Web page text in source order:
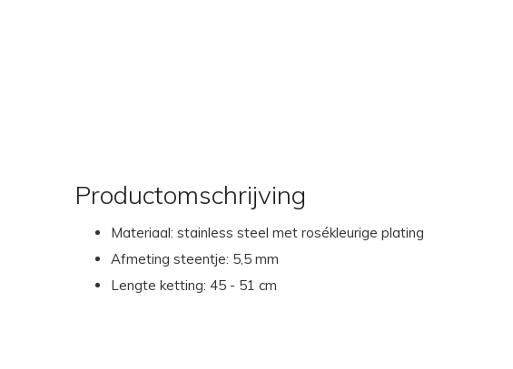
Productomschrijving
Materiaal: stainless steel met rosékleurige plating
Afmeting steentje: 5,5 mm
Lengte ketting: 45 - 51 cm